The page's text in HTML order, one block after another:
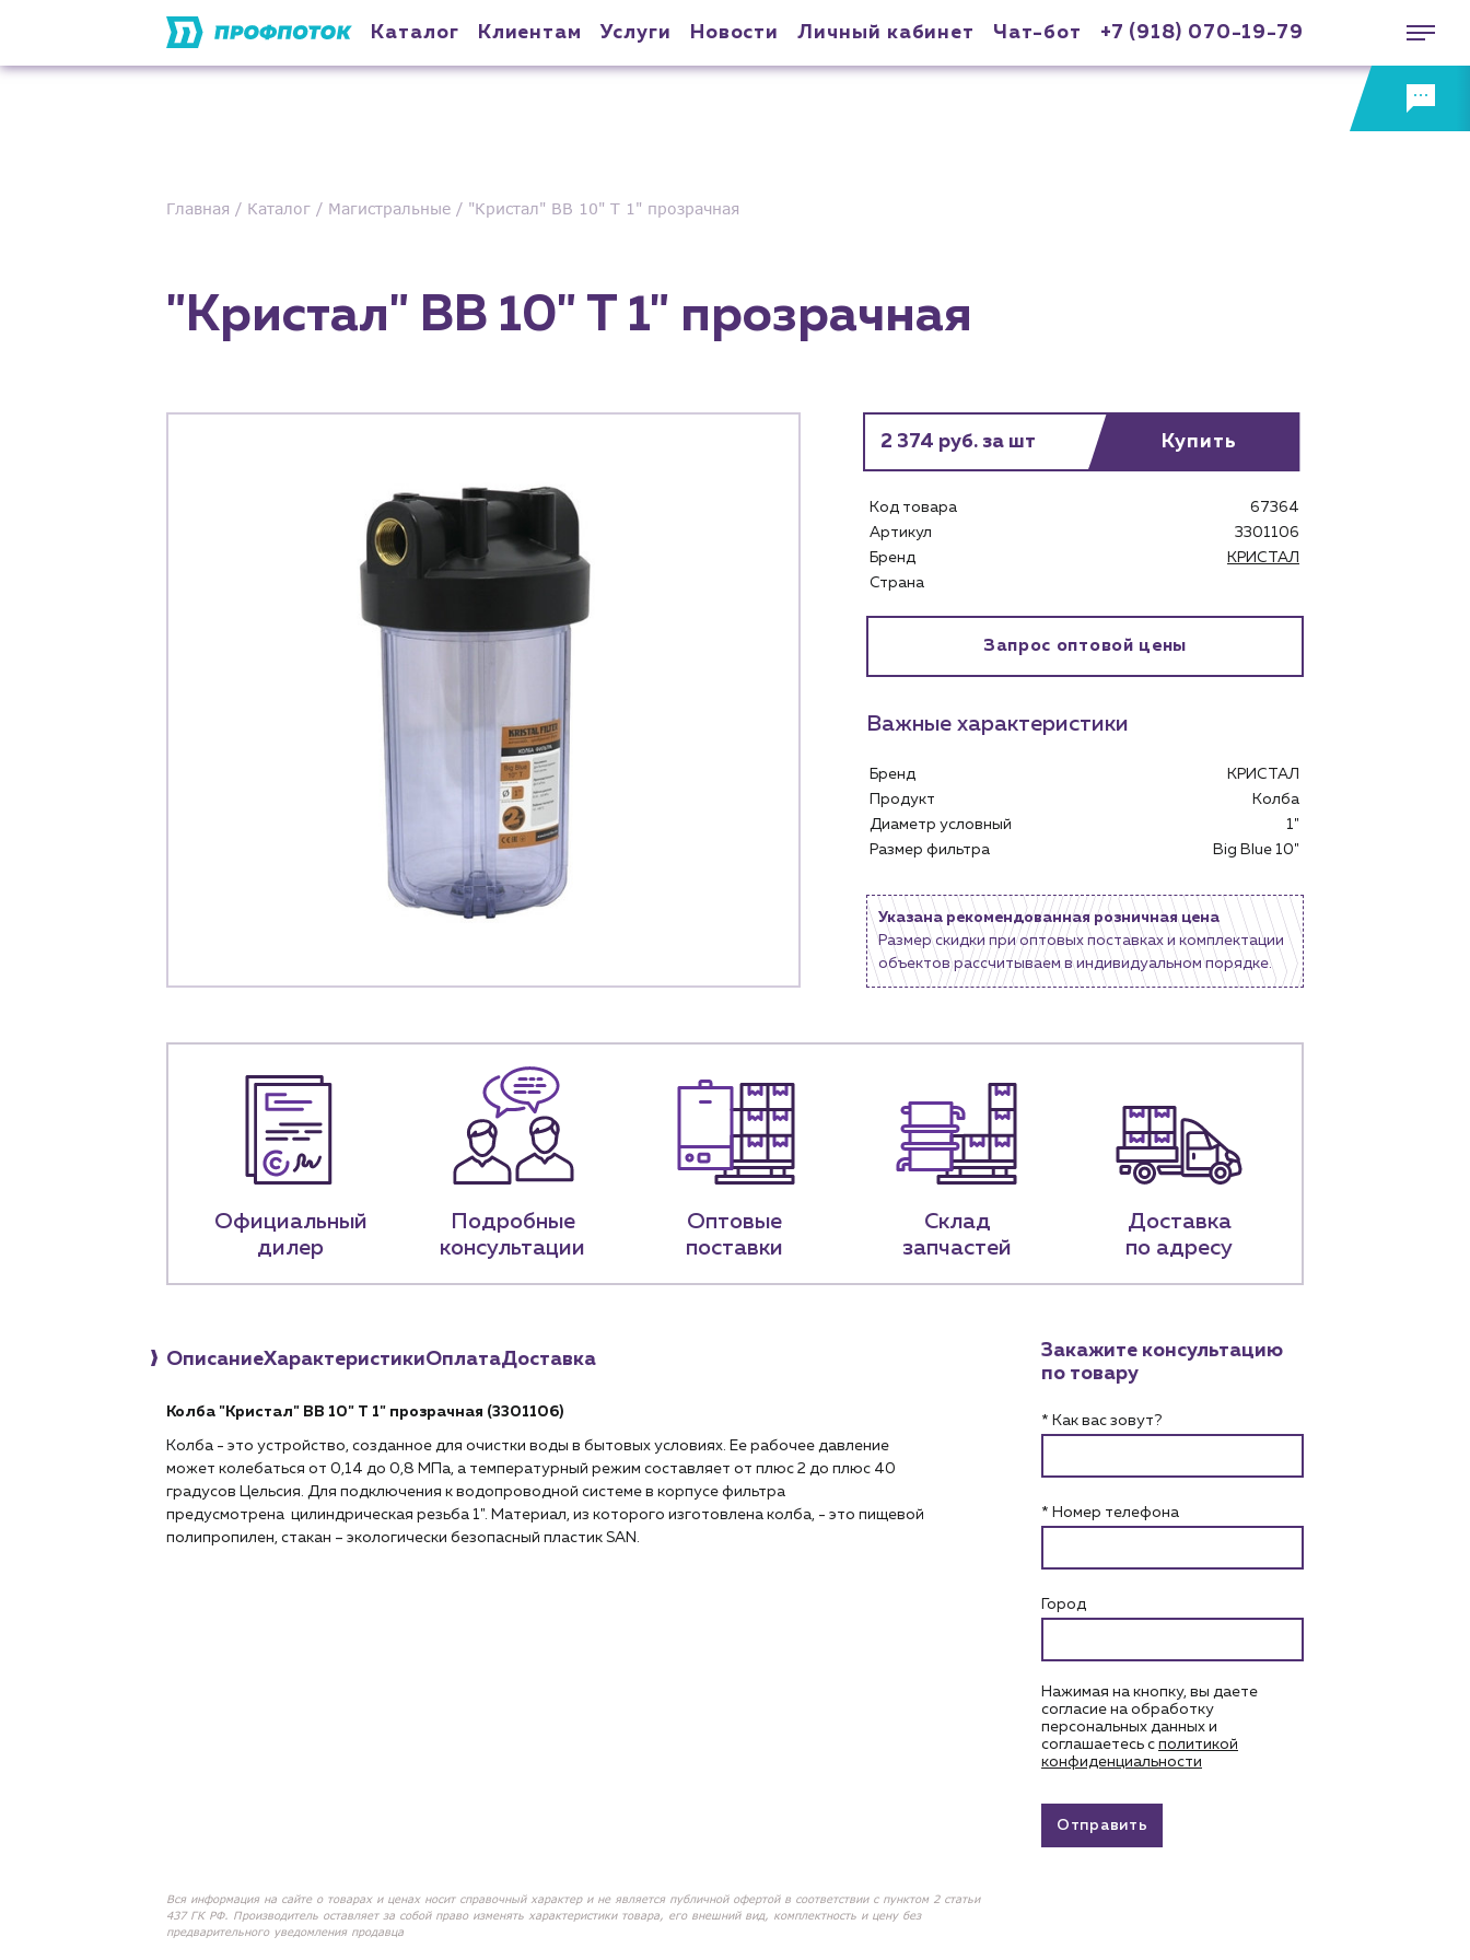
Каталог Клиентам Услуги Новости Личный кабинет Чат-бот +7 (918) 070-19-79
Застройщикам
Снабженцам и подрядным организациям
Новости
Блог
Личный кабинет
Контакты
Контактные данные
Чат-бот
+7 (918) 070-19-79
Пн – пт: 9:00 – 18:00 г. Краснодар, ул. Российская, 63
Главная Каталог Магистральные "Кристал" BB 10" T 1" прозрачная
"Кристал" BB 10" T 1" прозрачная
2 374 руб. за шт Купить
Код товара
67364
Артикул
3301106
Бренд
КРИСТАЛ
Страна
Запрос оптовой цены
Важные характеристики
Бренд
КРИСТАЛ
Продукт
Колба
Диаметр условный
1"
Размер фильтра
Big Blue 10"
Указана рекомендованная розничная цена
Размер скидки при оптовых поставках и комплектации
объектов рассчитываем в индивидуальном порядке.
Официальный
дилер
Подробные
консультации
Оптовые
поставки
Склад
запчастей
Доставка
по адресу
ОписаниеХарактеристикиОплатаДоставка
Колба "Кристал" BB 10" T 1" прозрачная (3301106)
Колба - это устройство, созданное для очистки воды в бытовых условиях. Ее рабочее давление
может колебаться от 0,14 до 0,8 МПа, а температурный режим составляет от плюс 2 до плюс 40
градусов Цельсия. Для подключения к водопроводной системе в корпусе фильтра
предусмотрена цилиндрическая резьба 1". Материал, из которого изготовлена колба, - это пищевой
полипропилен, стакан – экологически безопасный пластик SAN.
Вся информация на сайте о товарах и ценах носит справочный характер и не является публичной офертой в соответствии с пунктом 2 статьи
437 ГК РФ. Производитель оставляет за собой право изменять характеристики товара, его внешний вид, комплектность и цену без
предварительного уведомления продавца
Закажите консультацию
по товару
* Как вас зовут?
* Номер телефона
Город
Нажимая на кнопку, вы даете
согласие на обработку
персональных данных и
соглашаетесь c политикой
конфиденциальности
Отправить